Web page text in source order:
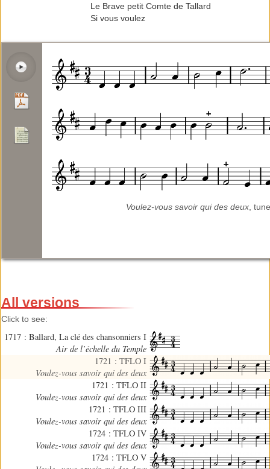
Le Brave petit Comte de Tallard
Si vous voulez
Voulez-vous savoir qui des deux,
All versions
Click to see:
1717 : Ballard, La clé des chansonniers I
Air de l’échelle du Temple
1721 : TFLO I
Voulez-vous savoir qui des deux
1721 : TFLO II
Voulez-vous savoir qui des deux
1721 : TFLO III
Voulez-vous savoir qui des deux
1724 : TFLO IV
Voulez-vous savoir qui des deux
1724 : TFLO V